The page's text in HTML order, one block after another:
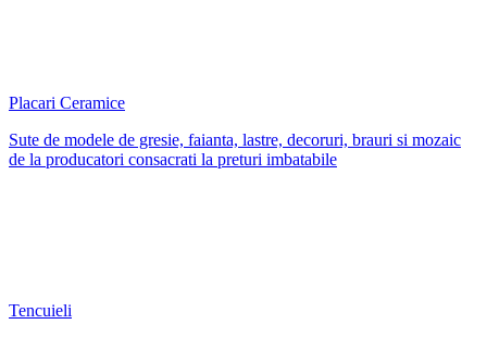
Placari Ceramice
Sute de modele de gresie, faianta, lastre, decoruri, brauri si mozaic
de la producatori consacrati la preturi imbatabile
Tencuieli